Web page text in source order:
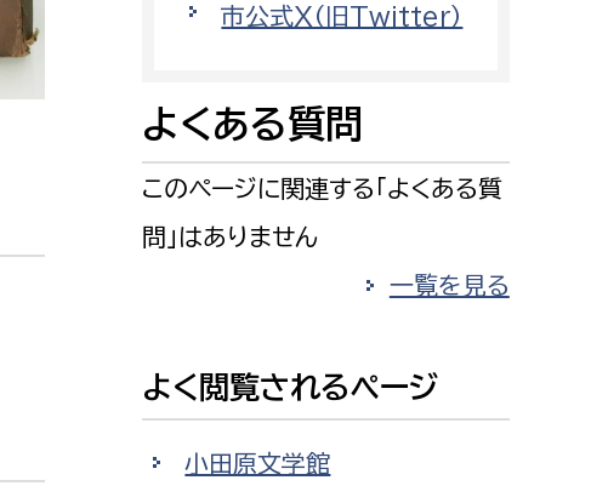
情報司令課
警防第1課
警防第2課
市公式X（旧Twitter）
よくある質問
このページに関連する「よくある質
問」はありません
一覧を見る
よく閲覧されるページ
小田原文学館